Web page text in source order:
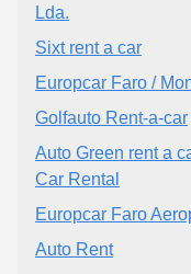
Lda.
Sixt rent a car
Europcar Faro /
Golfauto Rent-a-car
Auto Green rent a
Car Rental
Europcar Faro
Auto Rent